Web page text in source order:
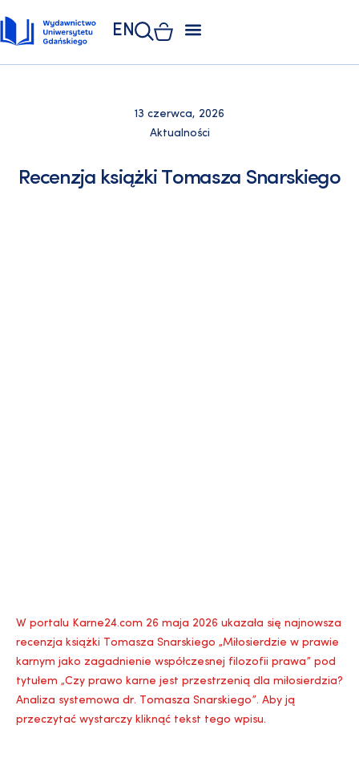
EN
13 czerwca, 2026
Aktualności
Recenzja książki Tomasza Snarskiego
W portalu Karne24.com 26 maja 2026 ukazała się najnowsza
recenzja książki Tomasza Snarskiego „Miłosierdzie w prawie
karnym jako zagadnienie współczesnej filozofii prawa” pod
tytułem „Czy prawo karne jest przestrzenią dla miłosierdzia?
Analiza systemowa dr. Tomasza Snarskiego”. Aby ją
przeczytać wystarczy kliknąć tekst tego wpisu.